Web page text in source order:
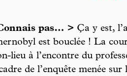
pas… > Ça y est,
est bouclée ! La
lieu à l’encontre du
de l’enquête menée